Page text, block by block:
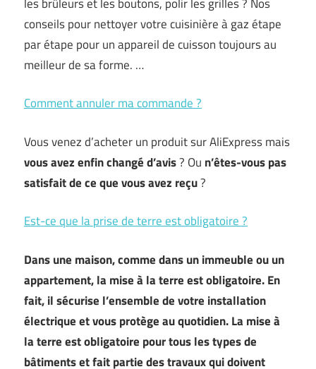
conseils pour nettoyer votre cuisinière à gaz étape
par étape pour un appareil de cuisson toujours au
meilleur de sa forme. …
Comment annuler ma commande ?
Vous venez d’acheter un produit sur AliExpress mais
vous avez enfin changé d’avis? Ou n’êtes-vous pas
satisfait de ce que vous avez reçu?
Est-ce que la prise de terre est obligatoire ?
Dans une maison, comme dans un immeuble ou un
appartement, la mise à la terre est obligatoire. En
fait, il sécurise l’ensemble de votre installation
électrique et vous protège au quotidien. La mise à
la terre est obligatoire pour tous les types de
bâtiments et fait partie des travaux qui doivent